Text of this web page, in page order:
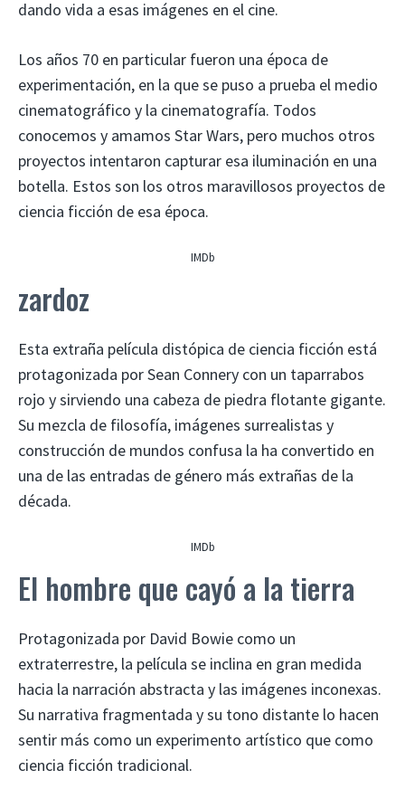
dando vida a esas imágenes en el cine.
Los años 70 en particular fueron una época de
experimentación, en la que se puso a prueba el medio
cinematográfico y la cinematografía. Todos
conocemos y amamos Star Wars, pero muchos otros
proyectos intentaron capturar esa iluminación en una
botella. Estos son los otros maravillosos proyectos de
ciencia ficción de esa época.
IMDb
zardoz
Esta extraña película distópica de ciencia ficción está
protagonizada por Sean Connery con un taparrabos
rojo y sirviendo una cabeza de piedra flotante gigante.
Su mezcla de filosofía, imágenes surrealistas y
construcción de mundos confusa la ha convertido en
una de las entradas de género más extrañas de la
década.
IMDb
El hombre que cayó a la tierra
Protagonizada por David Bowie como un
extraterrestre, la película se inclina en gran medida
hacia la narración abstracta y las imágenes inconexas.
Su narrativa fragmentada y su tono distante lo hacen
sentir más como un experimento artístico que como
ciencia ficción tradicional.